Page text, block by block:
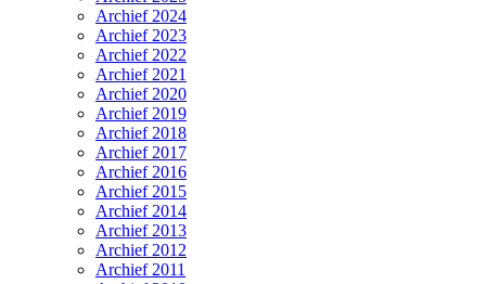
Archief 2024
Archief 2023
Archief 2022
Archief 2021
Archief 2020
Archief 2019
Archief 2018
Archief 2017
Archief 2016
Archief 2015
Archief 2014
Archief 2013
Archief 2012
Archief 2011